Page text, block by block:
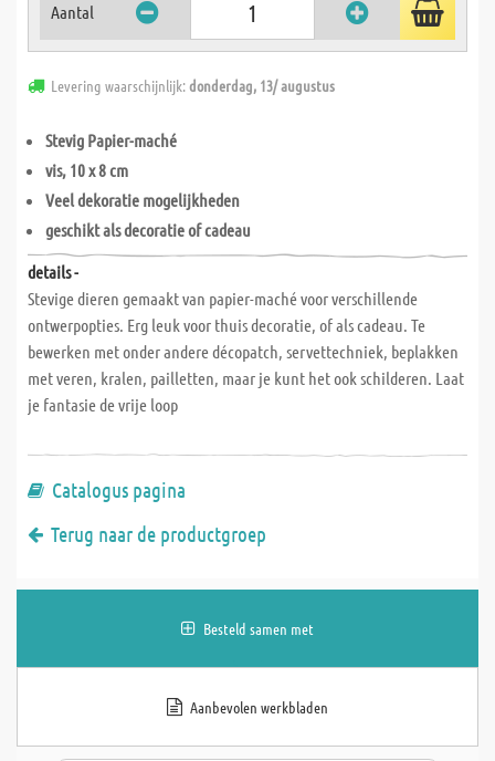
Aantal
Levering waarschijnlijk:donderdag, 13/ augustus
Stevig Papier-maché
vis, 10 x 8 cm
Veel dekoratie mogelijkheden
geschikt als decoratie of cadeau
details -
Stevige dieren gemaakt van papier-maché voor verschillende
ontwerpopties. Erg leuk voor thuis decoratie, of als cadeau. Te
bewerken met onder andere décopatch, servettechniek, beplakken
met veren, kralen, pailletten, maar je kunt het ook schilderen. Laat
je fantasie de vrije loop
Catalogus pagina
Terug naar de productgroep
Besteld samen met
Aanbevolen werkbladen